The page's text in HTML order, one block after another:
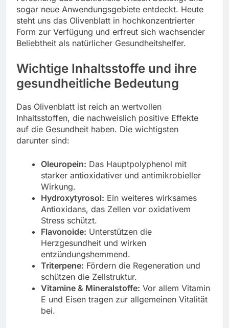
sogar neue Anwendungsgebiete entdeckt. Heute
steht uns das Olivenblatt in hochkonzentrierter
Form zur Verfügung und erfreut sich wachsender
Beliebtheit als natürlicher Gesundheitshelfer.
Wichtige Inhaltsstoffe und ihre
gesundheitliche Bedeutung
Das Olivenblatt ist reich an wertvollen
Inhaltsstoffen, die nachweislich positive Effekte
auf die Gesundheit haben. Die wichtigsten
darunter sind:
Oleuropein: Das Hauptpolyphenol mit
starker antioxidativer und antimikrobieller
Wirkung.
Hydroxytyrosol: Ein weiteres wirksames
Antioxidans, das Zellen vor oxidativem
Stress schützt.
Flavonoide: Unterstützen die
Herzgesundheit und wirken
entzündungshemmend.
Triterpene: Fördern die Regeneration und
schützen die Zellstruktur.
Vitamine & Mineralstoffe: Vor allem Vitamin
E und Eisen tragen zur allgemeinen Vitalität
bei.